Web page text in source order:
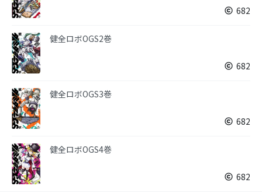
682
健全ロボOGS2巻
682
健全ロボOGS3巻
682
健全ロボOGS4巻
682